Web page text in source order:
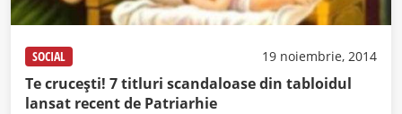
SOCIAL 19 noiembrie, 2014
Te cruceşti! 7 titluri scandaloase din tabloidul
lansat recent de Patriarhie